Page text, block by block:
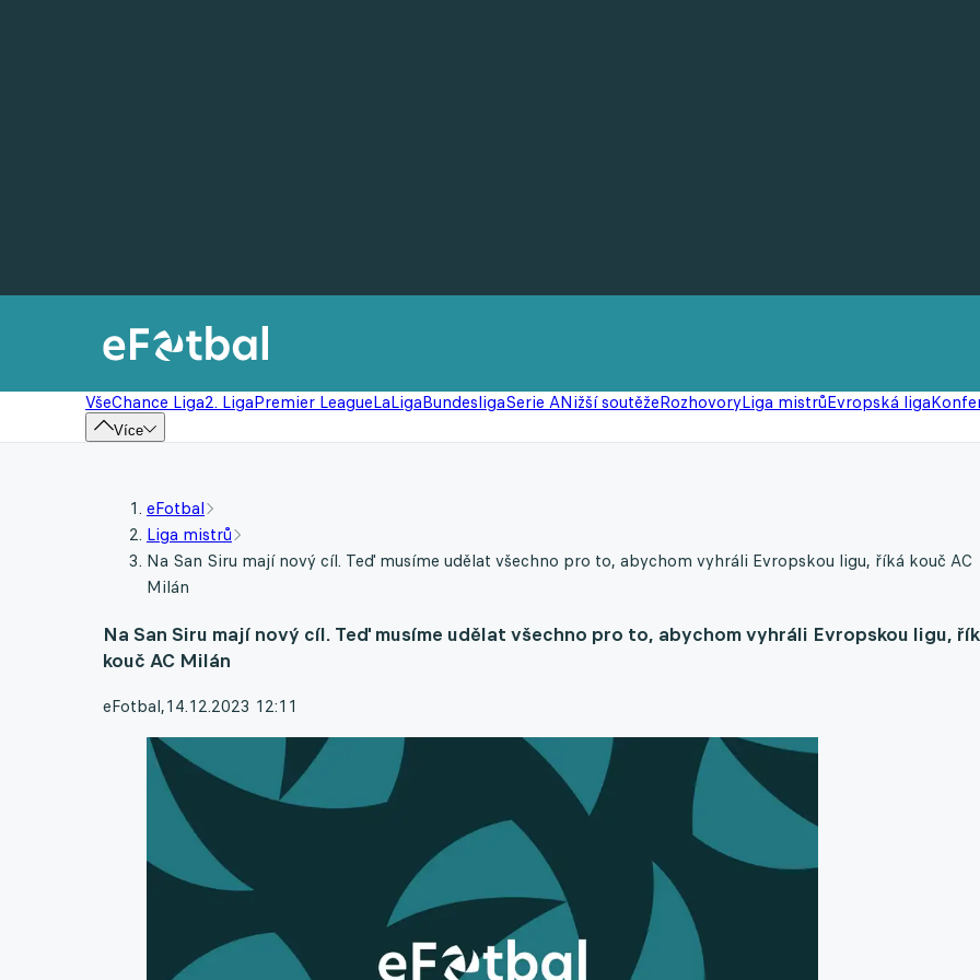
VšeChance Liga2. LigaPremier LeagueLaLigaBundesligaSerie ANižší soutěžeRozhovoryLiga mistrůEvropská liga
Více
eFotbal
Liga mistrů
Na San Siru mají nový cíl. Teď musíme udělat všechno pro to, abychom vyhráli Evropskou ligu, říká kouč AC
Milán
Na San Siru mají nový cíl. Teď musíme udělat všechno pro to, abychom vyhráli Evropskou ligu,
kouč AC Milán
eFotbal,14.12.2023 12:11